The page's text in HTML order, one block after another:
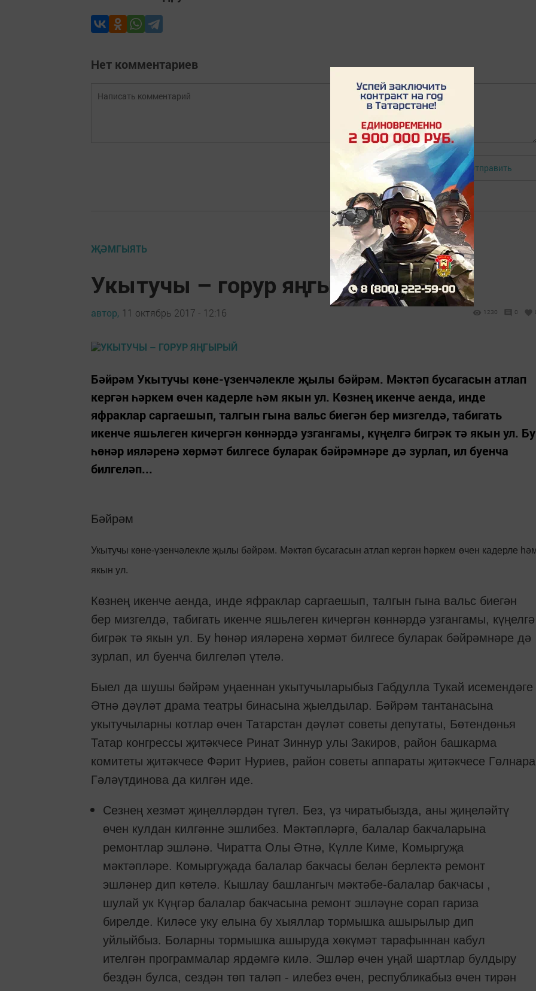
Нет комментариев
Авторизоваться Отправить
ҖӘМГЫЯТЬ
Укытучы – горур яңгырый
автор, 11 октябрь 2017 - 12:16 1230 0
Бәйрәм Укытучы көне-үзенчәлекле җылы бәйрәм. Мәктәп бусагасын атлап
кергән һәркем өчен кадерле һәм якын ул. Көзнең икенче аенда, инде
яфраклар саргаешып, талгын гына вальс биегән бер мизгелдә, табигать
икенче яшьлеген кичергән көннәрдә узгангамы, күңелгә бигрәк тә якын ул. Бу
һөнәр ияләренә хөрмәт билгесе буларак бәйрәмнәре дә зурлап, ил буенча
билгеләп...
Бәйрәм
Укытучы көне-үзенчәлекле җылы бәйрәм. Мәктәп бусагасын атлап кергән һәркем өчен кадерле
якын ул.
Көзнең икенче аенда, инде яфраклар саргаешып, талгын гына вальс биегән
бер мизгелдә, табигать икенче яшьлеген кичергән көннәрдә узгангамы, күңелгә
бигрәк тә якын ул. Бу һөнәр ияләренә хөрмәт билгесе буларак бәйрәмнәре дә
зурлап, ил буенча билгеләп үтелә.
Быел да шушы бәйрәм уңаеннан укытучыларыбыз Габдулла Тукай исемендәге
Әтнә дәүләт драма театры бинасына җыелдылар. Бәйрәм тантанасына
укытучыларны котлар өчен Татарстан дәүләт советы депутаты, Бөтендөнья
Татар конгрессы җитәкчесе Ринат Зиннур улы Закиров, район башкарма
комитеты җитәкчесе Фәрит Нуриев, район советы аппараты җитәкчесе Гөлнара
Гәләүтдинова да килгән иде.
Сезнең хезмәт җиңелләрдән түгел. Без, үз чиратыбызда, аны җиңеләйтү
өчен кулдан килгәнне эшлибез. Мәктәпләргә, балалар бакчаларына
ремонтлар эшләнә. Чиратта Олы Әтнә, Күлле Киме, Комыргуҗа
мәктәпләре. Комыргуҗада балалар бакчасы белән берлектә ремонт
эшләнер дип көтелә. Кышлау башлангыч мәктәбе-балалар бакчасы ,
шулай ук Күңгәр балалар бакчасына ремонт эшләүне сорап гариза
бирелде. Киләсе уку елына бу хыяллар тормышка ашырылыр дип
уйлыйбыз. Боларны тормышка ашыруда хөкүмәт тарафыннан кабул
ителгән программалар ярдәмгә килә. Эшләр өчен уңай шартлар булдыру
бездән булса, сездән төп таләп - илебез өчен, республикабыз өчен тирән